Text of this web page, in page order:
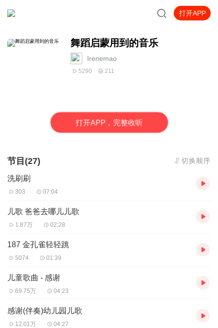
打开APP
舞蹈启蒙用到的音乐
Irenemao
5290 211
打开APP，完整收听
节目(27) 切换顺序
洗刷刷
303 07:04
儿歌 爸爸去哪儿儿歌
1.87万 02:28
187 金孔雀轻轻跳
5074 01:39
儿童歌曲 - 感谢
69.75万 04:23
感谢(伴奏)幼儿园儿歌
12.01万 04:27